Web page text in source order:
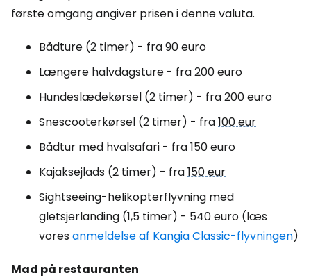
første omgang angiver prisen i denne valuta.
Bådture (2 timer) - fra 90 euro
Længere halvdagsture - fra 200 euro
Hundeslædekørsel (2 timer) - fra 200 euro
Snescooterkørsel (2 timer) - fra100 eur
Bådtur med hvalsafari - fra 150 euro
Kajaksejlads (2 timer) - fra150 eur
Sightseeing-helikopterflyvning med
gletsjerlanding (1,5 timer) - 540 euro (læs
voresanmeldelse af Kangia Classic-flyvningen)
Mad på restauranten